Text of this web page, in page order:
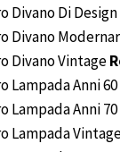
Divano Di Design
Divano
Divano Vintage
Lampada Anni 60
Lampada Anni 70
Lampada